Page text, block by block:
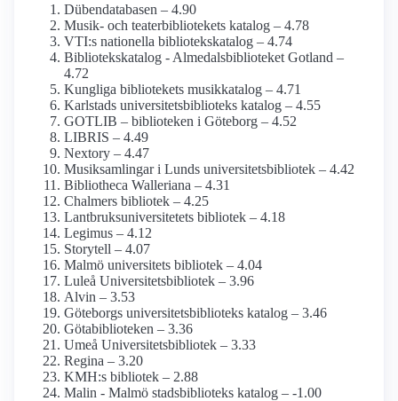
Dübendatabasen – 4.90
Musik- och teaterbibliotekets katalog – 4.78
VTI:s nationella bibliotekskatalog – 4.74
Bibliotekskatalog - Almedalsbiblioteket Gotland –
4.72
Kungliga bibliotekets musikkatalog – 4.71
Karlstads universitetsbiblioteks katalog – 4.55
GOTLIB – biblioteken i Göteborg – 4.52
LIBRIS – 4.49
Nextory – 4.47
Musiksamlingar i Lunds universitetsbibliotek – 4.42
Bibliotheca Walleriana – 4.31
Chalmers bibliotek – 4.25
Lantbruksuniversitetets bibliotek – 4.18
Legimus – 4.12
Storytell – 4.07
Malmö universitets bibliotek – 4.04
Luleå Universitetsbibliotek – 3.96
Alvin – 3.53
Göteborgs universitetsbiblioteks katalog – 3.46
Götabiblioteken – 3.36
Umeå Universitetsbibliotek – 3.33
Regina – 3.20
KMH:s bibliotek – 2.88
Malin - Malmö stadsbiblioteks katalog – -1.00